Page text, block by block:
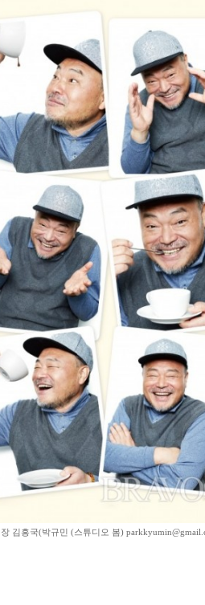
김흥국(박규민 (스튜디오 봄)